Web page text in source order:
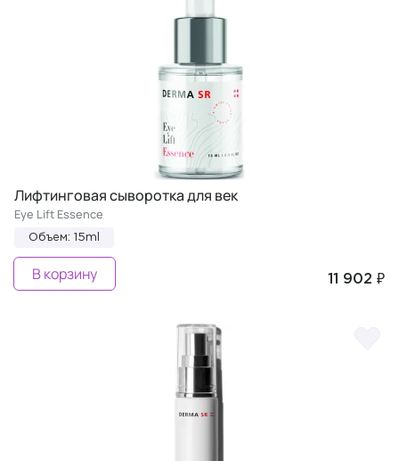
Лифтинговая сыворотка для век
Eye Lift Essence
Объем: 15ml
11 902 ₽
В корзину